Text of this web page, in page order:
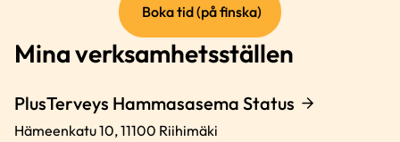
Boka tid (på finska)(extern
länk)
Mina verksamhetsställen
PlusTerveys Hammasasema Status
Hämeenkatu 10,11100 Riihimäki